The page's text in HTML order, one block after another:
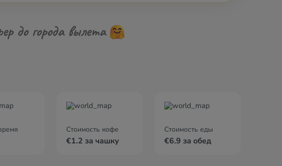
до города вылета
Стоимость кофе
€1.2 за чашку
Стоимость еды
€6.9 за обед